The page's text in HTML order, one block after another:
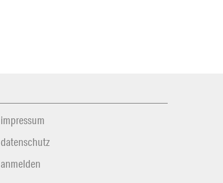
impressum
datenschutz
anmelden